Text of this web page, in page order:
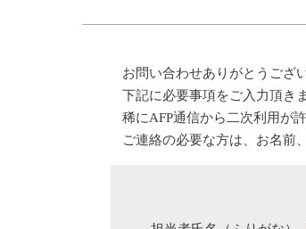
お問い合わせありがとうござ
下記に必要事項をご入力頂き
稀にAFP通信から二次利用が
ご連絡の必要な方は、お名前